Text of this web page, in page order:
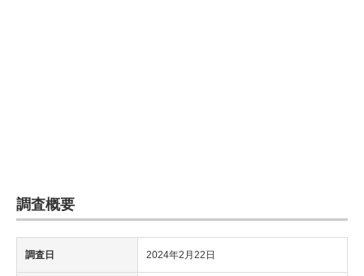
調査概要
調査日 2024年2月22日